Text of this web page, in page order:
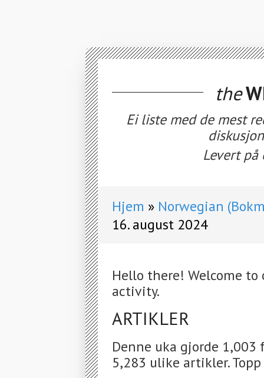
the
Ei liste med de mest
Levert på
Hjem
Norwegian
16. august 2024
Hello there! Welcome
activity.
ARTIKLER
Denne uka gjorde
5,283 ulike artikler.